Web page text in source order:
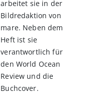
arbeitet sie in der
Bildredaktion von
mare. Neben dem
Heft ist sie
verantwortlich für
den World Ocean
Review und die
Buchcover.